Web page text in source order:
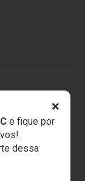
×
e fique por
dessa